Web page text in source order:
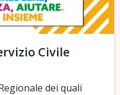
Civile
dei quali